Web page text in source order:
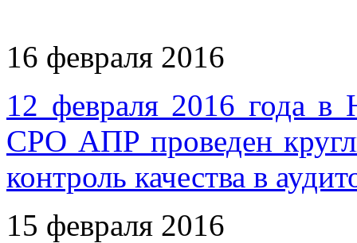
16 февраля 2016
12 февраля 2016 года
СРО АПР проведен
контроль качества в
15 февраля 2016